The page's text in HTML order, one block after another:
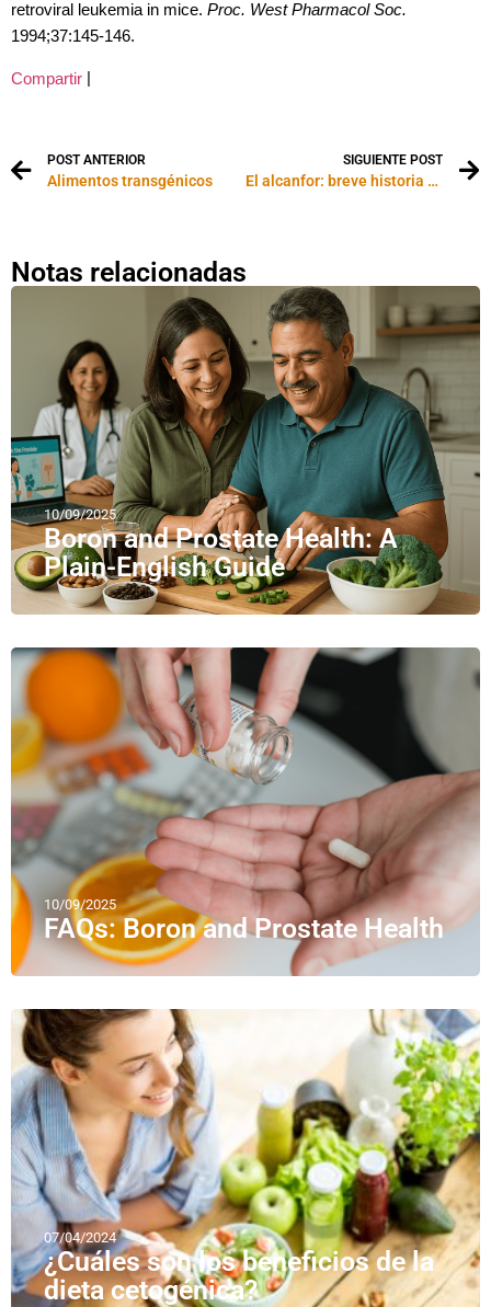
retroviral leukemia in mice. Proc. West Pharmacol Soc.
1994;37:145-146.
Compartir |
POST ANTERIOR
Alimentos transgénicos
SIGUIENTE POST
El alcanfor: breve historia de un cambio de rumbo inesperado
Notas relacionadas
10/09/2025
Boron and Prostate Health: A
Plain-English Guide
10/09/2025
FAQs: Boron and Prostate Health
07/04/2024
¿Cuáles son los beneficios de la
dieta cetogénica?